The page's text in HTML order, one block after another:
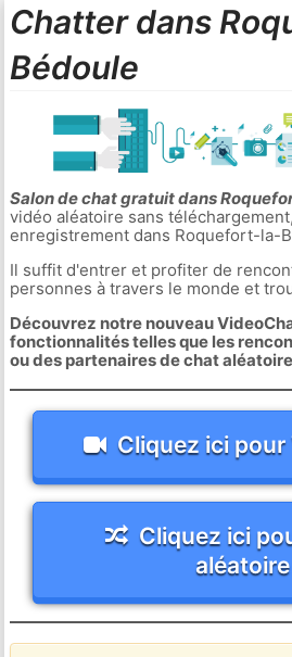
Chatter dans
Bédoule
Salon de chat gratuit dans
vidéo aléatoire sans
enregistrement dans Roquefort-la-
Il suffit d'entrer et profiter de
personnes à travers le monde et
Découvrez notre nouveau
fonctionnalités telles que les
ou des partenaires de chat
Cliquez ici
Cliquez ici
aléatoire